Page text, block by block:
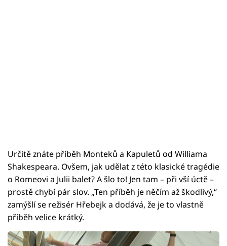
Určitě znáte příběh Monteků a Kapuletů od Williama
Shakespeara. Ovšem, jak udělat z této klasické tragédie
o Romeovi a Julii balet? A šlo to! Jen tam – při vší úctě –
prostě chybí pár slov. „Ten příběh je něčím až škodlivý,“
zamýšlí se režisér Hřebejk a dodává, že je to vlastně
příběh velice krátký.